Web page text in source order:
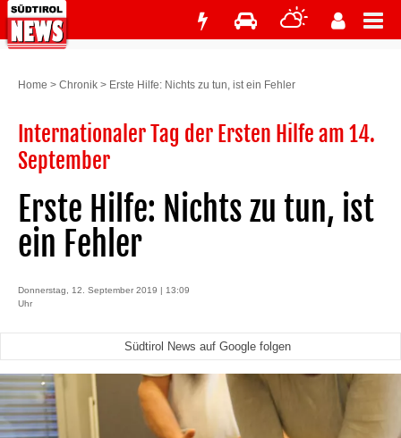
Home > Chronik > Erste Hilfe: Nichts zu tun, ist ein Fehler
Internationaler Tag der Ersten Hilfe am 14.
September
Erste Hilfe: Nichts zu tun, ist
ein Fehler
Donnerstag, 12. September 2019 | 13:09
Uhr
Südtirol News auf Google folgen